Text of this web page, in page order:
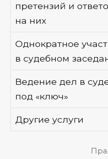
претензий и
на них
Однократное
в судебном
Ведение дел в
под «ключ»
Другие услуги